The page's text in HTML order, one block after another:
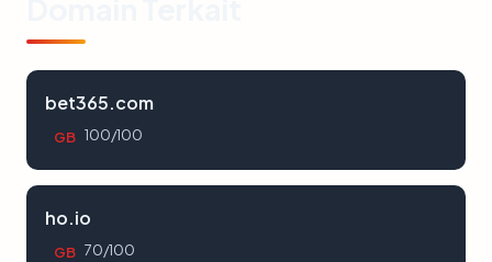
bet365.com
GB 100/100
ho.io
GB 70/100